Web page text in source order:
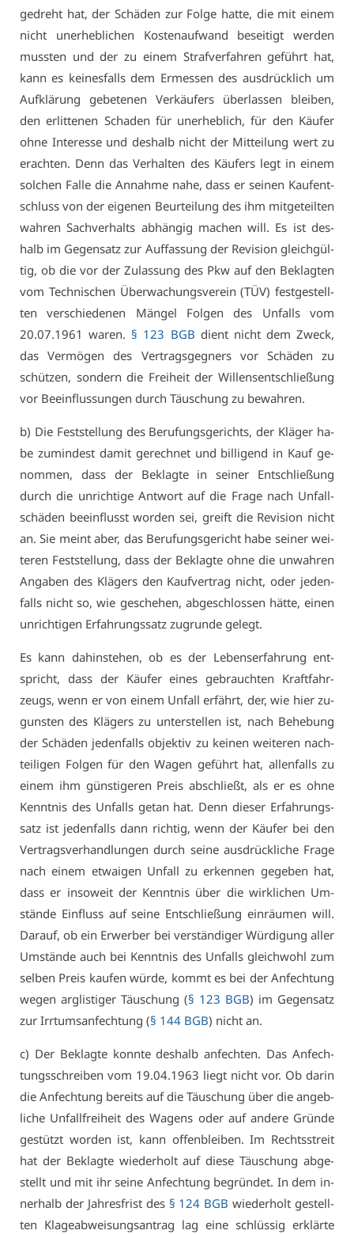
ge­dreht hat, der Schä­den zur Fol­ge hat­te, die mit ei­nem
nicht un­er­heb­li­chen Kos­ten­auf­wand be­sei­tigt wer­den
muss­ten und der zu ei­nem Straf­ver­fah­ren ge­führt hat,
kann es kei­nes­falls dem Er­mes­sen des aus­drück­lich um
Auf­klä­rung ge­be­te­nen Ver­käu­fers über­las­sen blei­ben,
den er­lit­te­nen Scha­den für un­er­heb­lich, für den Käu­fer
oh­ne In­ter­es­se und des­halb nicht der Mit­tei­lung wert zu
er­ach­ten. Denn das Ver­hal­ten des Käu­fers legt in ei­nem
sol­chen Fal­le die An­nah­me na­he, dass er sei­nen Kauf­ent­
schluss von der ei­ge­nen Be­ur­tei­lung des ihm mit­ge­teil­ten
wah­ren Sach­ver­halts ab­hän­gig ma­chen will. Es ist des­
halb im Ge­gen­satz zur Auf­fas­sung der Re­vi­si­on gleich­gül­
tig, ob die vor der Zu­las­sung des Pkw auf den Be­klag­ten
vom Tech­ni­schen Über­wa­chungs­ver­ein (TÜV) fest­ge­stell­
ten ver­schie­de­nen Män­gel Fol­gen des Un­falls vom
20.07.1961 wa­ren. § 123 BGB dient nicht dem Zweck,
das Ver­mö­gen des Ver­trags­geg­ners vor Schä­den zu
schüt­zen, son­dern die Frei­heit der Wil­lens­ent­schlie­ßung
vor Be­ein­flus­sun­gen durch Täu­schung zu be­wah­ren.
b) Die Fest­stel­lung des Be­ru­fungs­ge­richts, der Klä­ger ha­
be zu­min­dest da­mit ge­rech­net und bil­li­gend in Kauf ge­
nom­men, dass der Be­klag­te in sei­ner Ent­schlie­ßung
durch die un­rich­ti­ge Ant­wort auf die Fra­ge nach Un­fall­
schä­den be­ein­flusst wor­den sei, greift die Re­vi­si­on nicht
an. Sie meint aber, das Be­ru­fungs­ge­richt ha­be sei­ner wei­
te­ren Fest­stel­lung, dass der Be­klag­te oh­ne die un­wah­ren
An­ga­ben des Klä­gers den Kauf­ver­trag nicht, oder je­den­
falls nicht so, wie ge­sche­hen, ab­ge­schlos­sen hät­te, ei­nen
un­rich­ti­gen Er­fah­rungs­satz zu­grun­de ge­legt.
Es kann da­hin­ste­hen, ob es der Le­bens­er­fah­rung ent­
spricht, dass der Käu­fer ei­nes ge­brauch­ten Kraft­fahr­
zeugs, wenn er von ei­nem Un­fall er­fährt, der, wie hier zu­
guns­ten des Klä­gers zu un­ter­stel­len ist, nach Be­he­bung
der Schä­den je­den­falls ob­jek­tiv zu kei­nen wei­te­ren nach­
tei­li­gen Fol­gen für den Wa­gen ge­führt hat, al­len­falls zu
ei­nem ihm güns­ti­ge­ren Preis ab­schließt, als er es oh­ne
Kennt­nis des Un­falls ge­tan hat. Denn die­ser Er­fah­rungs­
satz ist je­den­falls dann rich­tig, wenn der Käu­fer bei den
Ver­trags­ver­hand­lun­gen durch sei­ne aus­drück­li­che Fra­ge
nach ei­nem et­wai­gen Un­fall zu er­ken­nen ge­ge­ben hat,
dass er in­so­weit der Kennt­nis über die wirk­li­chen Um­
stän­de Ein­fluss auf sei­ne Ent­schlie­ßung ein­räu­men will.
Dar­auf, ob ein Er­wer­ber bei ver­stän­di­ger Wür­di­gung al­ler
Um­stän­de auch bei Kennt­nis des Un­falls gleich­wohl zum
sel­ben Preis kau­fen wür­de, kommt es bei der An­fech­tung
we­gen arg­lis­ti­ger Täu­schung (§ 123 BGB) im Ge­gen­satz
zur Irr­tums­an­fech­tung (§ 144 BGB) nicht an.
c) Der Be­klag­te konn­te des­halb an­fech­ten. Das An­fech­
tungs­schrei­ben vom 19.04.1963 liegt nicht vor. Ob dar­in
die An­fech­tung be­reits auf die Täu­schung über die an­geb­
li­che Un­fall­frei­heit des Wa­gens oder auf an­de­re Grün­de
ge­stützt wor­den ist, kann of­fen­blei­ben. Im Rechts­streit
hat der Be­klag­te wie­der­holt auf die­se Täu­schung ab­ge­
stellt und mit ihr sei­ne An­fech­tung be­grün­det. In dem in­
ner­halb der Jah­res­frist des § 124 BGB wie­der­holt ge­stell­
ten Kla­ge­ab­wei­sungs­an­trag lag ei­ne schlüs­sig er­klär­te